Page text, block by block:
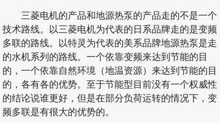
三菱电机的产品和地源热泵的产品走的不是一个
技术路线。以三菱电机为代表的日系品牌走的是变频
多联的路线。以特灵为代表的美系品牌地源热泵是走
的水机系列的路线。一个依靠变频来达到节能的目
的，一个依靠自然环境（地温资源）来达到节能的目
的，各有各的优势。至于节能型目前没有一个权威性
的结论说谁更好，但是在部分负荷运转的情况下，变
频多联是有很大的优势的。